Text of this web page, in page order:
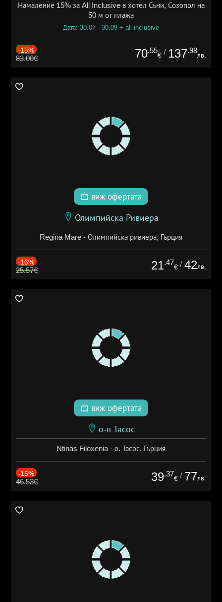
Намаление 15% за All Inclusive в хотел Съни, Созопол на
50 м от плажа
Дата: 30.07 - 30.09 + all inclusive
-15%
83.00€ 70.55
€ / 137.98
лв.
виж офертата
Олимпийска Ривиера
Regina Mare - Олимпийска ривиера, Гърция
-16%
25.57€ 21.47
€ / 42лв.
виж офертата
о-в Тасос
Ntinas Filoxenia - о. Тасос, Гърция
-15%
46.53€ 39.37
€ / 77лв.